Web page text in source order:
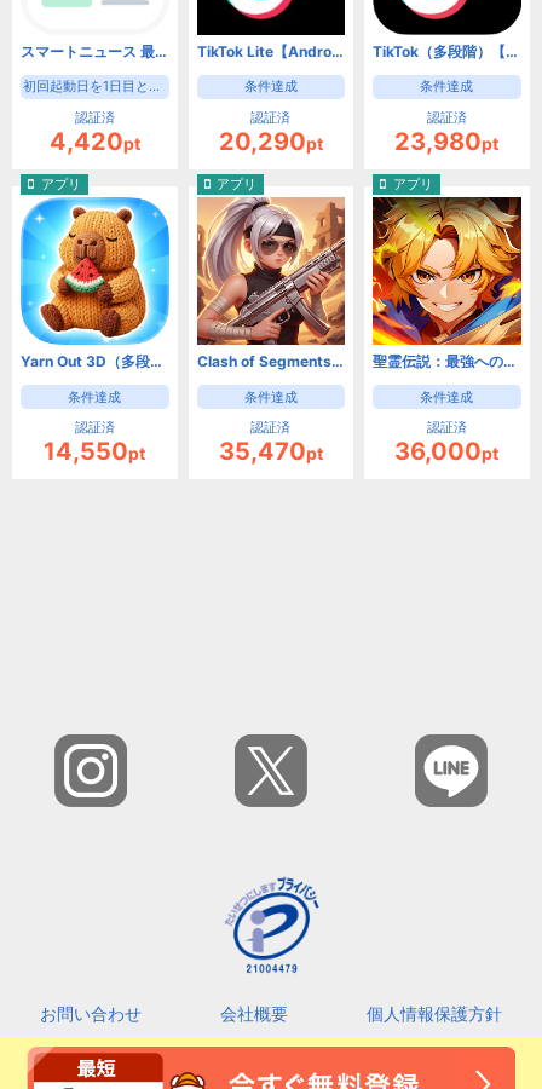
スマートニュース 最新ニュースや天気・天気予報、クーポンも（初回起動日を1日目として8日目の起動）【Android】
初回起動日を1日目として8日目の起動
認証済
4,420pt
TikTok Lite【Android】
条件達成
認証済
20,290pt
TikTok（多段階）【Android】
条件達成
認証済
23,980pt
アプリ
Yarn Out 3D（多段階）【Android】
条件達成
認証済
14,550pt
アプリ
Clash of Segments【Android】
条件達成
認証済
35,470pt
アプリ
聖霊伝説：最強への道【Android】
条件達成
認証済
36,000pt
お問い合わせ 会社概要
個人情報保護方針
カスタマーハラスメントに対する基本指針
利用規約